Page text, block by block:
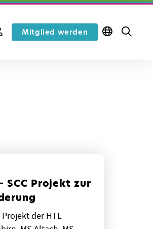
Mitglied werden
SCC Projekt zur
der HTL